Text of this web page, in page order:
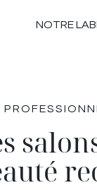
NOTRE